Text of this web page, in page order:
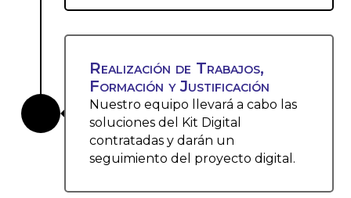
Realización de Trabajos,
Formación y Justificación
Nuestro equipo llevará a cabo las
soluciones del Kit Digital
contratadas y darán un
seguimiento del proyecto digital.